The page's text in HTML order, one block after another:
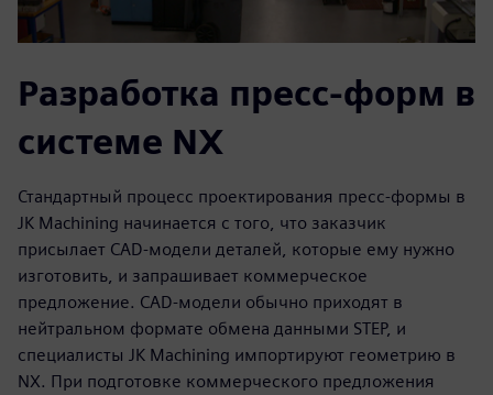
Разработка пресс-форм в
системе NX
Стандартный процесс проектирования пресс-формы в
JK Machining начинается с того, что заказчик
присылает CAD-модели деталей, которые ему нужно
изготовить, и запрашивает коммерческое
предложение. CAD-модели обычно приходят в
нейтральном формате обмена данными STEP, и
специалисты JK Machining импортируют геометрию в
NX. При подготовке коммерческого предложения